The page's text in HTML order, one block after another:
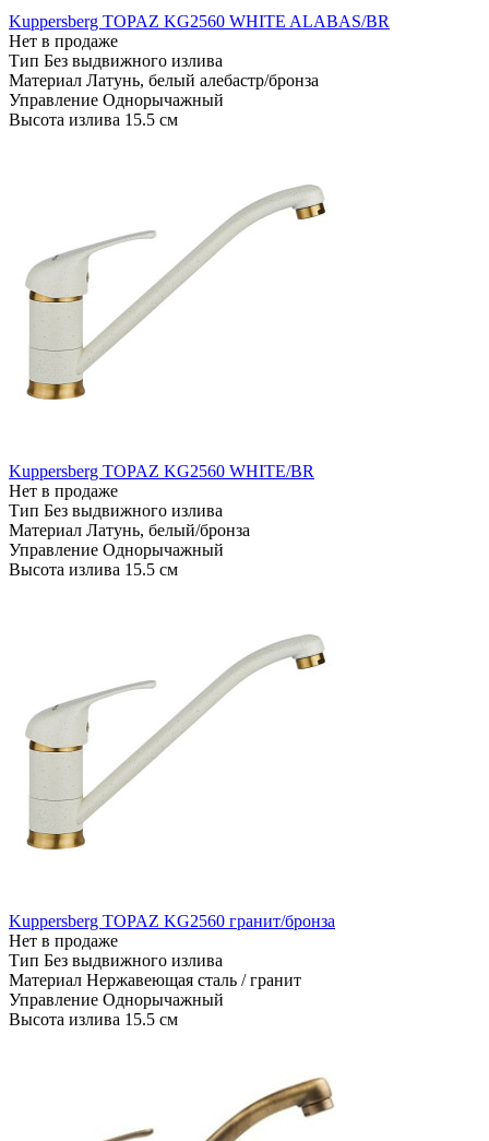
Kuppersberg TOPAZ KG2560 WHITE ALABAS/BR
Нет в продаже
Тип Без выдвижного излива
Материал Латунь, белый алебастр/бронза
Управление Однорычажный
Высота излива 15.5 см
Kuppersberg TOPAZ KG2560 WHITE/BR
Нет в продаже
Тип Без выдвижного излива
Материал Латунь, белый/бронза
Управление Однорычажный
Высота излива 15.5 см
Kuppersberg TOPAZ KG2560 гранит/бронза
Нет в продаже
Тип Без выдвижного излива
Материал Нержавеющая сталь / гранит
Управление Однорычажный
Высота излива 15.5 см